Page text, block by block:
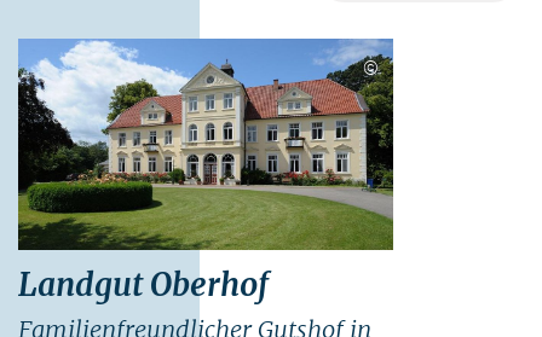
©
Landgut Oberhof
Familienfreundlicher Gutshof in